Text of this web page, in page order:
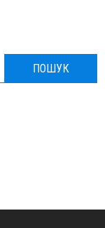
ПОШУК